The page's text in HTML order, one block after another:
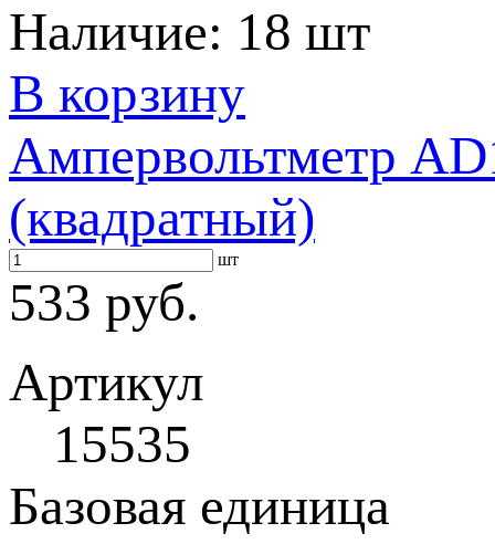
Наличие: 18 шт
В корзину
Ампервольтметр
(квадратный)
шт
533 руб.
Артикул
15535
Базовая единица